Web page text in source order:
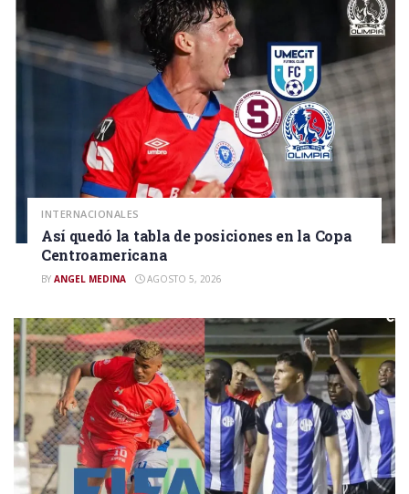
INTERNACIONALES
Así quedó la tabla de posiciones en la Copa
Centroamericana
BY ANGEL MEDINA AGOSTO 5, 2026